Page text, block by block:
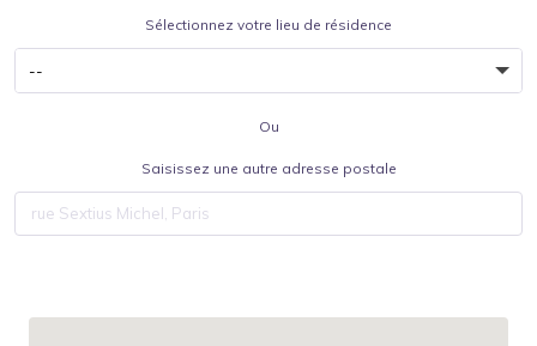
Sélectionnez votre lieu de résidence
Ou
Saisissez une autre adresse postale